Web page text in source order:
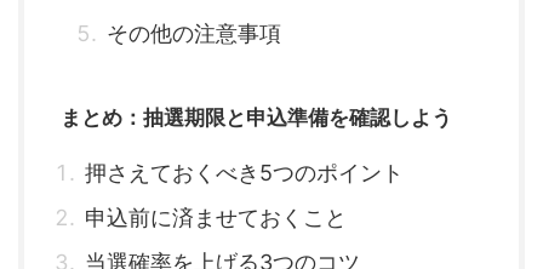
その他の注意事項
まとめ：抽選期限と申込準備を確認しよう
押さえておくべき5つのポイント
申込前に済ませておくこと
当選確率を上げる3つのコツ